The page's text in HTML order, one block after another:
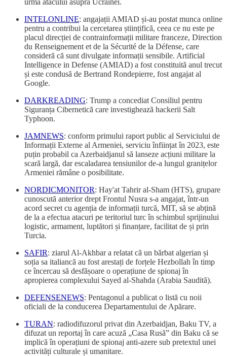
urma atacului asupra Ucrainei.
INTELONLINE: angajații AMIAD și-au postat munca online
pentru a contribui la cercetarea științifică, ceea ce nu este pe
placul direcției de contrainformații militare franceze, Direction
du Renseignement et de la Sécurité de la Défense, care
consideră că sunt divulgate informații sensibile. Artificial
Intelligence in Defense (AMIAD) a fost constituită anul trecut
și este condusă de Bertrand Rondepierre, fost angajat al
Google.
DARKREADING: Trump a concediat Consiliul pentru
Siguranța Cibernetică care investighează hackerii Salt
Typhoon.
JAMNEWS: conform primului raport public al Serviciului de
Informații Externe al Armeniei, serviciu înființat în 2023, este
puțin probabil ca Azerbaidjanul să lanseze acțiuni militare la
scară largă, dar escaladarea tensiunilor de-a lungul granițelor
Armeniei rămâne o posibilitate.
NORDICMONITOR: Hay'at Tahrir al-Sham (HTS), grupare
cunoscută anterior drept Frontul Nusra s-a angajat, într-un
acord secret cu agenția de informații turcă, MIT, să se abțină
de la a efectua atacuri pe teritoriul turc în schimbul sprijinului
logistic, armament, luptători și finanțare, facilitat de și prin
Turcia.
SAFIR: ziarul Al-Akhbar a relatat că un bărbat algerian și
soția sa italiancă au fost arestați de forțele Hezbollah în timp
ce încercau să desfășoare o operațiune de spionaj în
apropierea complexului Sayed al-Shahda (Arabia Saudită).
DEFENSENEWS: Pentagonul a publicat o listă cu noii
oficiali de la conducerea Departamentului de Apărare.
TURAN: radiodifuzorul privat din Azerbaidjan, Baku TV, a
difuzat un reportaj în care acuză „Casa Rusă” din Baku că se
implică în operațiuni de spionaj anti-azere sub pretextul unei
activități culturale și umanitare.